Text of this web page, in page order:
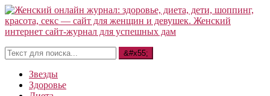
Звезды
Здоровье